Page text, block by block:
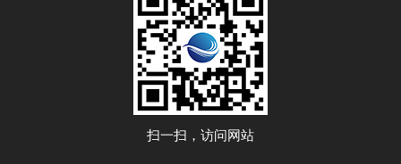
扫一扫，访问网站